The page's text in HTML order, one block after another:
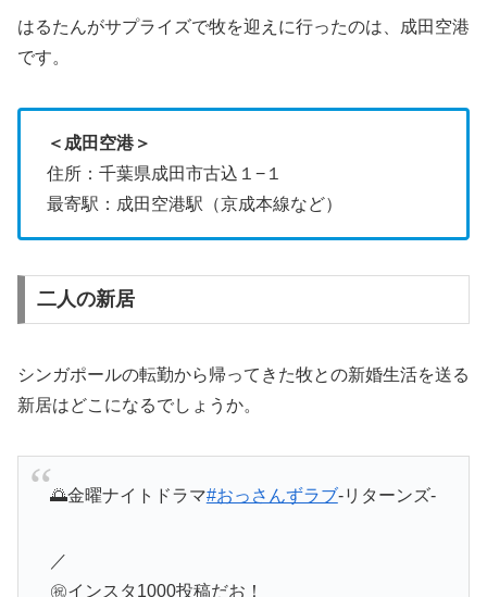
はるたんがサプライズで牧を迎えに行ったのは、成田空港
です。
＜成田空港＞
住所：千葉県成田市古込１−１
最寄駅：成田空港駅（京成本線など）
二人の新居
シンガポールの転勤から帰ってきた牧との新婚生活を送る
新居はどこになるでしょうか。
🌅金曜ナイトドラマ#おっさんずラブ-リターンズ-
／
㊗️インスタ1000投稿だお！